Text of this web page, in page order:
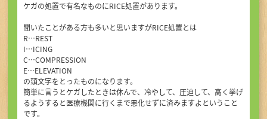
ケガの処置で有名なものにRICE処置があります。
聞いたことがある方も多いと思いますがRICE処置とは
R…REST
I…ICING
C…COMPRESSION
E…ELEVATION
の頭文字をとったものになります。
簡単に言うとケガしたときは休んで、冷やして、圧迫して、高く挙げ
るようすると医療機関に行くまで悪化せずに済みますよということ
です。
初めての方へ
アクセス
お問い合せ・ご予約